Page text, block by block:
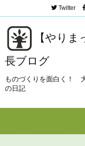
【やり
長ブログ
ものづくりを面白く！
の日記
Twitter